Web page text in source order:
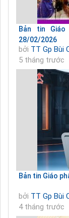
Bản tin
28/02/2026
bởi TT Gp Bùi
5 tháng trước
Bản tin Giáo
bởi TT Gp Bùi
4 tháng trước